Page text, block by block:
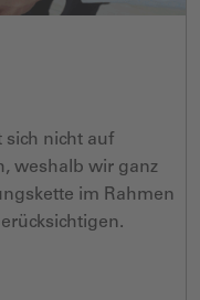
sich nicht auf
weshalb wir ganz
im Rahmen